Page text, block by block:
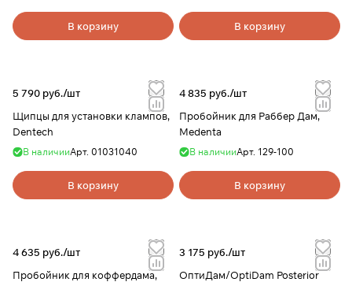
В корзину В корзину
5 790 руб./шт
Щипцы для установки клампов,
Dentech
В наличииАрт. 01031040
В корзину
4 835 руб./шт
Пробойник для Раббер Дам,
Medenta
В наличииАрт. 129-100
В корзину
4 635 руб./шт
Пробойник для коффердама,
3 175 руб./шт
ОптиДам/OptiDam Posterior